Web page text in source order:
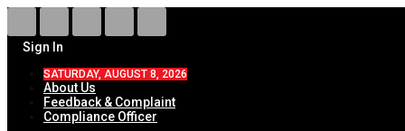
Sign In
SATURDAY, AUGUST 8, 2026
About Us
Feedback & Complaint
Compliance Officer